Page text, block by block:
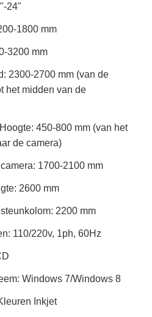
24"
1800 mm
3200 mm
2300-2700 mm (van de
het midden van de
450-800 mm (van het
de camera)
1700-2100 mm
2600 mm
2200 mm
110/220v, 1ph, 60Hz
Windows 7/Windows 8
Inkjet